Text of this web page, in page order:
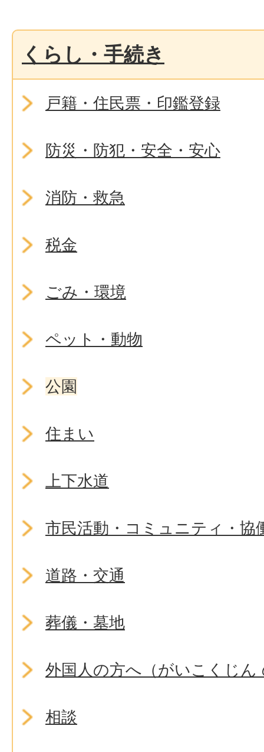
くらし・手続き
戸籍・住民票・印鑑登録
防災・防犯・安全・安心
消防・救急
税金
ごみ・環境
ペット・動物
公園
住まい
上下水道
市民活動・コミュニティ・協
道路・交通
葬儀・墓地
外国人の方へ（がいこくじん
相談